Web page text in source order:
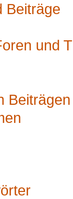
Beiträge
und
Beiträgen